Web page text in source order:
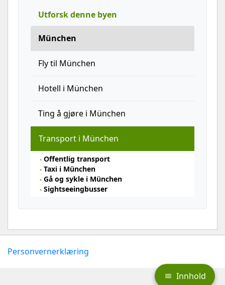
Utforsk denne byen
München
Fly til München
Hotell i München
Ting å gjøre i München
Transport i München
Offentlig transport
Taxi i München
Gå og sykle i München
Sightseeingbusser
Innhold
Personvernerklæring